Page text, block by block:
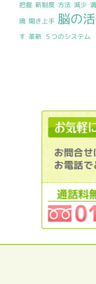
把握 新制度 方法 減少
境 聞き上手 脳の
す 革新 ５つのシステム